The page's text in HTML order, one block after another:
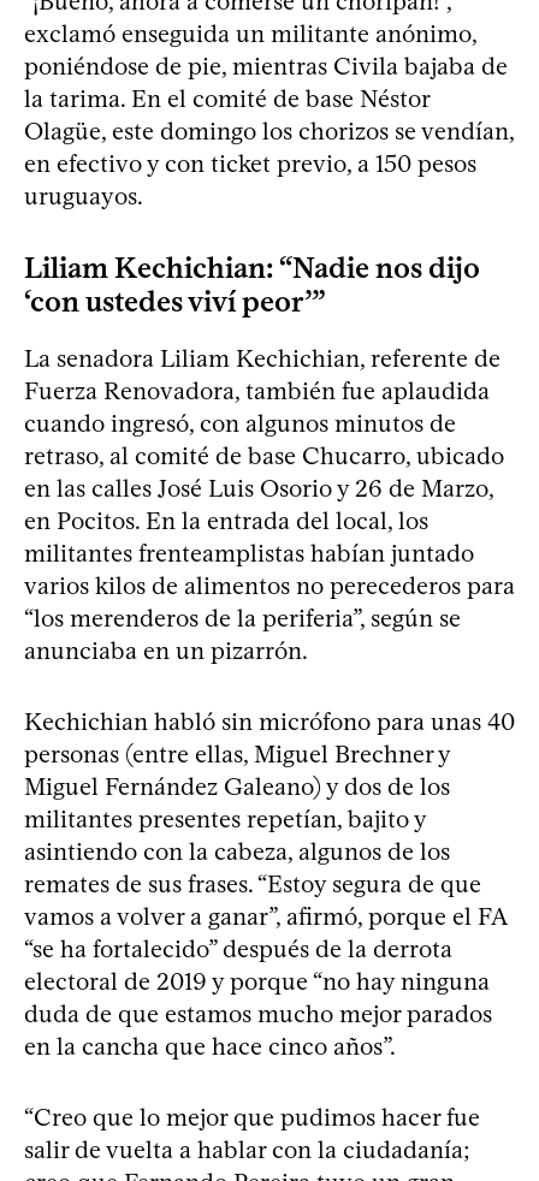
exclamó enseguida un militante anónimo,
poniéndose de pie, mientras Civila bajaba de
la tarima. En el comité de base Néstor
Olagüe, este domingo los chorizos se vendían,
en efectivo y con ticket previo, a 150 pesos
uruguayos.
Liliam Kechichian: “Nadie nos dijo
‘con ustedes viví peor’”
La senadora Liliam Kechichian, referente de
Fuerza Renovadora, también fue aplaudida
cuando ingresó, con algunos minutos de
retraso, al comité de base Chucarro, ubicado
en las calles José Luis Osorio y 26 de Marzo,
en Pocitos. En la entrada del local, los
militantes frenteamplistas habían juntado
varios kilos de alimentos no perecederos para
“los merenderos de la periferia”, según se
anunciaba en un pizarrón.
Kechichian habló sin micrófono para unas 40
personas (entre ellas, Miguel Brechner y
Miguel Fernández Galeano) y dos de los
militantes presentes repetían, bajito y
asintiendo con la cabeza, algunos de los
remates de sus frases. “Estoy segura de que
vamos a volver a ganar”, afirmó, porque el FA
“se ha fortalecido” después de la derrota
electoral de 2019 y porque “no hay ninguna
duda de que estamos mucho mejor parados
en la cancha que hace cinco años”.
“Creo que lo mejor que pudimos hacer fue
salir de vuelta a hablar con la ciudadanía;